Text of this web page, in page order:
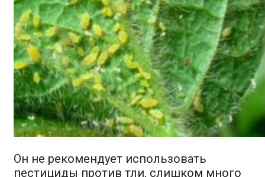
Он не рекомендует использовать
пестициды против тли, слишком много